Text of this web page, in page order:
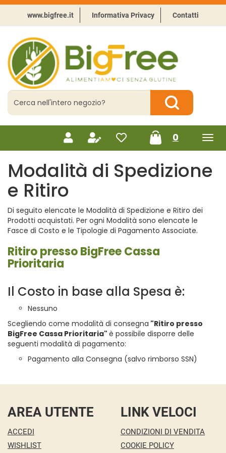
Passa
contenuto
principale
www.bigfree.it Informativa Privacy Contatti
BigFree
-
Punto
celiachia
Cerca
Prodotto
Cerca Prodotto
0prodotti
inseriti
Modalità di Spedizione
e Ritiro
Di seguito elencate le Modalità di Spedizione e Ritiro dei
Prodotti acquistati. Per ogni Modalità sono elencate le
Fasce di Costo e le Tipologie di Pagamento Associate.
Ritiro presso BigFree Cassa
Prioritaria
Il Costo in base alla Spesa è:
Nessuno
Scegliendo come modalità di consegna "Ritiro presso
BigFree Cassa Prioritaria" è possibile disporre delle
seguenti modalità di pagamento:
Pagamento alla Consegna (salvo rimborso SSN)
AREA UTENTE
ACCEDI
WISHLIST
LINK VELOCI
CONDIZIONI DI VENDITA
COOKIE POLICY